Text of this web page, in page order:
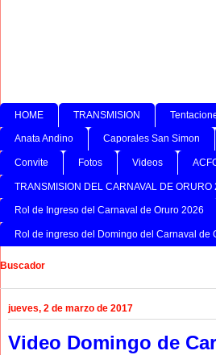
HOME TRANSMISION
Anata Andino Caporales San Simon
Convite Fotos Videos
TRANSMISION DEL CARNAVAL DE ORURO
Rol de Ingreso del Carnaval de Oruro 2026
Rol de ingreso del Domingo del Carnaval de
Buscador
jueves, 2 de marzo de 2017
Video Domingo de